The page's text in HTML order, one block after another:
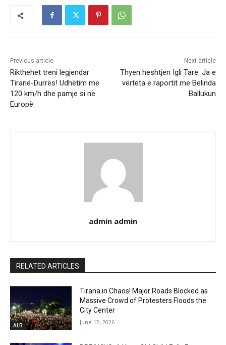
Previous article
Rikthehet treni legjendar
Tiranë-Durrës! Udhëtim me
120 km/h dhe pamje si në
Europë
Next article
Thyen heshtjen Igli Tare: Ja e
vërteta e raportit me Belinda
Ballukun
admin admin
RELATED ARTICLES
ALB
Tirana in Chaos! Major Roads Blocked as
Massive Crowd of Protesters Floods the
City Center
June 12, 2026